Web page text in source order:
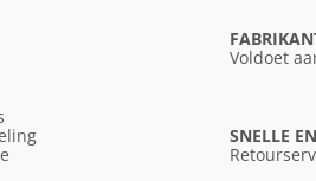
Voldoet
SNELLE